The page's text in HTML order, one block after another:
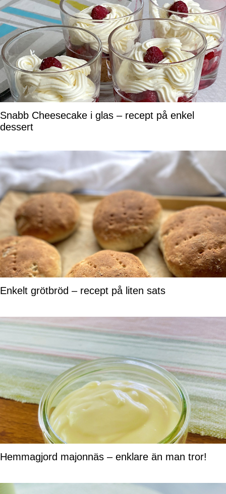
Snabb Cheesecake i glas – recept på enkel
dessert
Enkelt grötbröd – recept på liten sats
Hemmagjord majonnäs – enklare än man tror!